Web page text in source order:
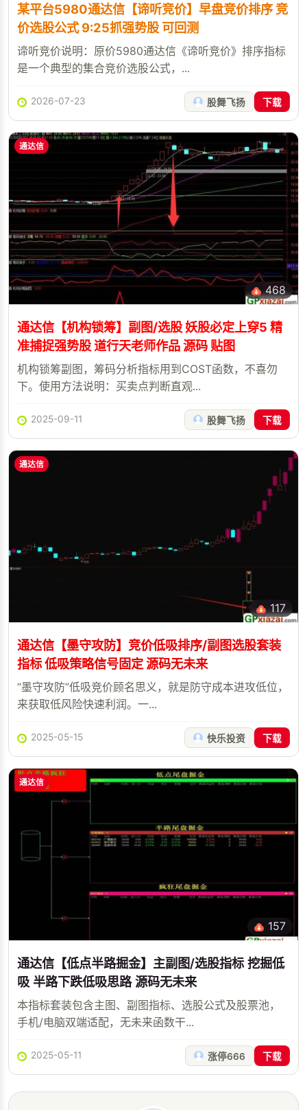
某平台5980通达信【谛听竞价】早盘竞价排序 竞
价选股公式 9:25抓强势股 可回测
谛听竞价说明：原价5980通达信《谛听竞价》排序指标
是一个典型的集合竞价选股公式，...
2026-07-23 股舞飞扬 下载
通达信
468
通达信【机构锁筹】副图/选股 妖股必定上穿5 精
准捕捉强势股 道行天老师作品 源码 贴图
机构锁筹副图，筹码分析指标用到COST函数，不喜勿
下。使用方法说明：买卖点判断直观...
2025-09-11 股舞飞扬 下载
通达信
117
通达信【墨守攻防】竞价低吸排序/副图选股套装
指标 低吸策略信号固定 源码无未来
“墨守攻防”低吸竞价顾名思义，就是防守成本进攻低位，
来获取低风险快速利润。一...
2025-05-15 快乐投资 下载
通达信
157
通达信【低点半路掘金】主副图/选股指标 挖掘低
吸 半路下跌低吸思路 源码无未来
本指标套装包含主图、副图指标、选股公式及股票池，
手机/电脑双端适配，无未来函数干...
2025-05-11 涨停666 下载